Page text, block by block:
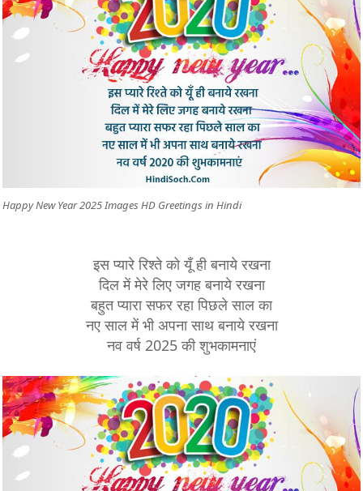
Happy New Year 2025 Images HD Greetings in Hindi
इस प्यारे रिश्ते को यूँ ही बनाये रखना
दिल में मेरे लिए जगह बनाये रखना
बहुत प्यारा सफर रहा पिछले साल का
नए साल में भी अपना साथ बनाये रखना
नव वर्ष 2025 की शुभकामनाएं